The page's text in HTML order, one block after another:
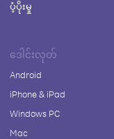
ပံ့ပိုးမှု
ဒေါင်းလုတ်
Android
iPhone & iPad
Windows PC
Mac